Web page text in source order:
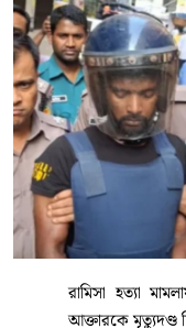
রামিসা হত্যা
আক্তারকে মৃত্যুদণ্ড